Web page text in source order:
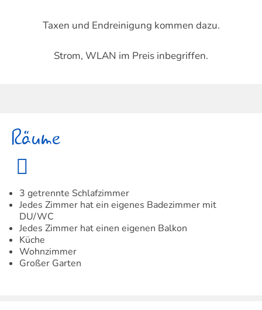
Taxen und Endreinigung kommen dazu.
Strom, WLAN im Preis inbegriffen.
Räume
3 getrennte Schlafzimmer
Jedes Zimmer hat ein eigenes Badezimmer mit
DU/WC
Jedes Zimmer hat einen eigenen Balkon
Küche
Wohnzimmer
Großer Garten